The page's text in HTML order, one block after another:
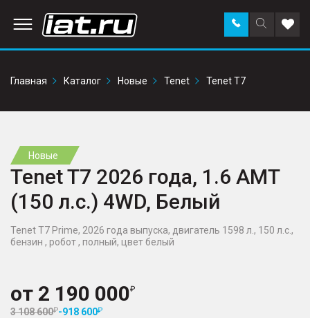
Поиск
по
Заказать
звонок в
Главная
Каталог Новые Tenet Tenet T7
Новые
Tenet T7 2026 года, 1.6 AMT
(150 л.с.) 4WD, Белый
Tenet T7 Prime, 2026 года выпуска, двигатель 1598 л., 150 л.с.,
бензин , робот , полный, цвет белый
от 2 190 000
3 108 600 -918 600